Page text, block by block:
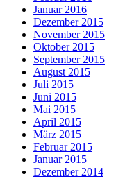
Januar 2016
Dezember 2015
November 2015
Oktober 2015
September 2015
August 2015
Juli 2015
Juni 2015
Mai 2015
April 2015
März 2015
Februar 2015
Januar 2015
Dezember 2014